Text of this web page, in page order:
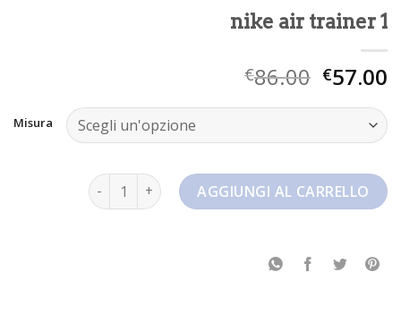
nike air trainer 1
€86.00 €57.00
Misura
nike air trainer 1 quantitàAGGIUNGI AL CARRELLO